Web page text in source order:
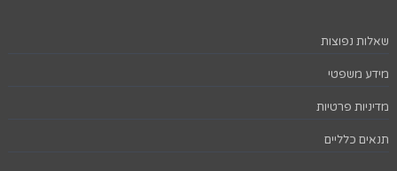
שאלות נפוצות
מידע משפטי
מדיניות פרטיות
תנאים כלליים